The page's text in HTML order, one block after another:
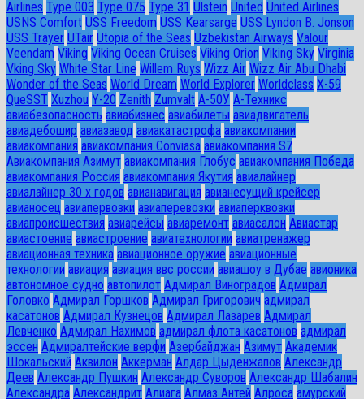
Airlines Type 003 Type 075 Type 31 Ulstein United United Airlines
USNS Comfort USS Freedom USS Kearsarge USS Lyndon B. Jonson
USS Trayer UTair Utopia of the Seas Uzbekistan Airways Valour
Veendam Viking Viking Ocean Cruises Viking Orion Viking Sky Virginia
Vking Sky White Star Line Willem Ruys Wizz Air Wizz Air Abu Dhabi
Wonder of the Seas World Dream World Explorer Worldclass X-59
QueSST Xuzhou Y-20 Zenith Zumvalt А-50У А-Техникс
авиабезопасность авиабизнес авиабилеты авиадвигатель
авиадебошир авиазавод авиакатастрофа авиакомпании
авиакомпания авиакомпания Conviasa авиакомпания S7
Авиакомпания Азимут авиакомпания Глобус авиакомпания Победа
авиакомпания Россия авиакомпания Якутия авиалайнер
авиалайнер 30 х годов авианавигация авианесущий крейсер
авианосец авиапервозки авиаперевозки авиаперквозки
авиапроисшествия авиарейсы авиаремонт авиасалон Авиастар
авиастоение авиастроение авиатехнологии авиатренажер
авиационная техника авиационное оружие авиационные
технологии авиация авиация ввс россии авиашоу в Дубае авионика
автономное судно автопилот Адмирал Виноградов Адмирал
Головко Адмирал Горшков Адмирал Григорович адмирал
касатонов Адмирал Кузнецов Адмирал Лазарев Адмирал
Левченко Адмирал Нахимов адмирал флота касатонов адмирал
эссен Адмиралтейские верфи Азербайджан Азимут Академик
Шокальский Аквилон Аккерман Алдар Цыденжапов Александр
Деев Александр Пушкин Александр Суворов Александр Шабалин
Александра Александрит Алиага Алмаз Антей Алроса амурский